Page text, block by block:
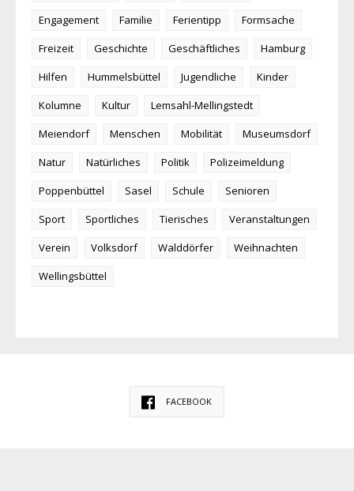
Engagement
Familie Ferientipp
Formsache
Freizeit
Geschichte Geschäftliches
Hamburg
Hilfen
Hummelsbüttel Jugendliche
Kinder
Kolumne
Kultur
Lemsahl-Mellingstedt
Meiendorf
Menschen Mobilität
Museumsdorf
Natur
Natürliches Politik
Polizeimeldung
Poppenbüttel
Sasel Schule
Senioren
Sport
Sportliches Tierisches
Veranstaltungen
Verein
Volksdorf Walddörfer
Weihnachten
Wellingsbüttel
FACEBOOK